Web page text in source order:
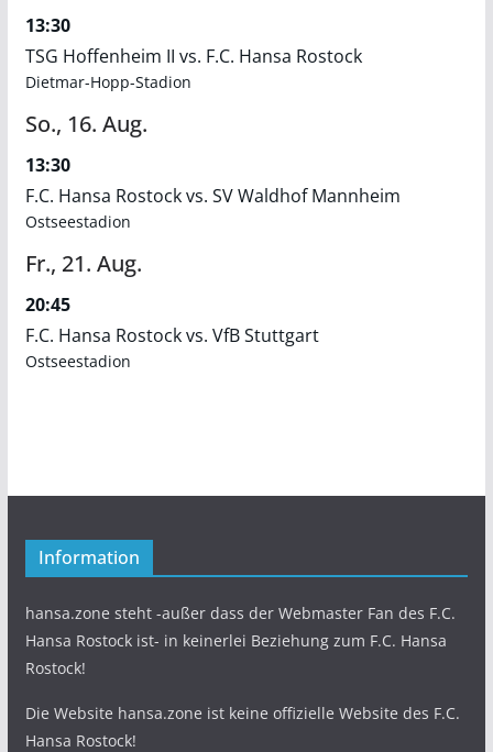
13:30
TSG Hoffenheim II vs. F.C. Hansa Rostock
Dietmar-Hopp-Stadion
So., 16. Aug.
13:30
F.C. Hansa Rostock vs. SV Waldhof Mannheim
Ostseestadion
Fr., 21. Aug.
20:45
F.C. Hansa Rostock vs. VfB Stuttgart
Ostseestadion
Information
hansa.zone steht -außer dass der Webmaster Fan des F.C.
Hansa Rostock ist- in keinerlei Beziehung zum F.C. Hansa
Rostock!
Die Website hansa.zone ist keine offizielle Website des F.C.
Hansa Rostock!